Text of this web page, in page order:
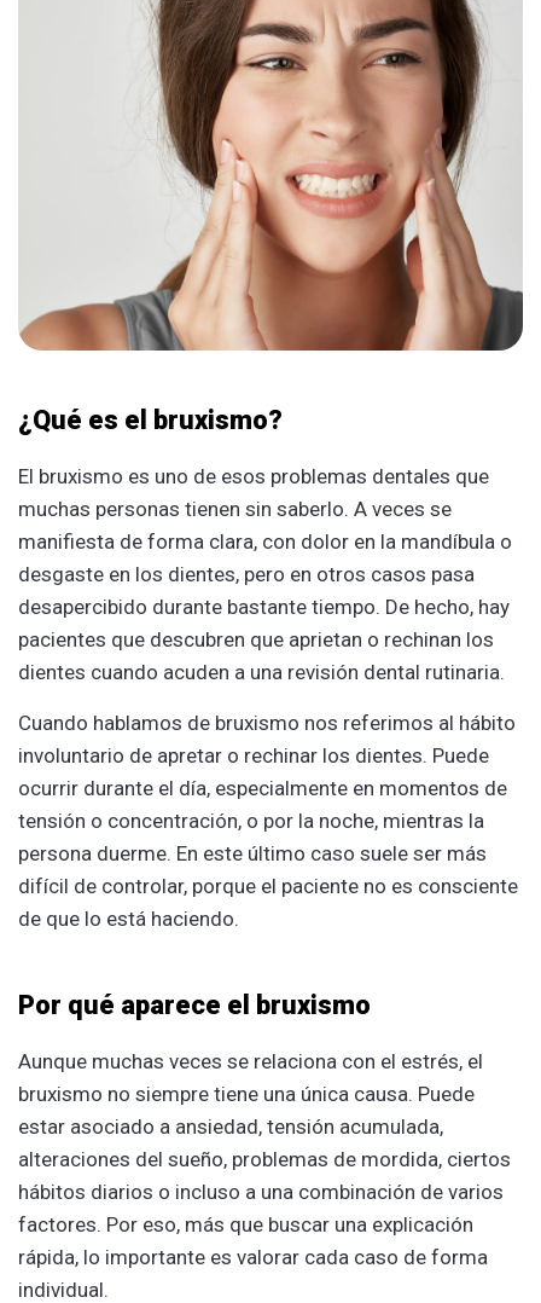
¿Qué es el bruxismo?
El bruxismo es uno de esos problemas dentales que
muchas personas tienen sin saberlo. A veces se
manifiesta de forma clara, con dolor en la mandíbula o
desgaste en los dientes, pero en otros casos pasa
desapercibido durante bastante tiempo. De hecho, hay
pacientes que descubren que aprietan o rechinan los
dientes cuando acuden a una revisión dental rutinaria.
Cuando hablamos de bruxismo nos referimos al hábito
involuntario de apretar o rechinar los dientes. Puede
ocurrir durante el día, especialmente en momentos de
tensión o concentración, o por la noche, mientras la
persona duerme. En este último caso suele ser más
difícil de controlar, porque el paciente no es consciente
de que lo está haciendo.
Por qué aparece el bruxismo
Aunque muchas veces se relaciona con el estrés, el
bruxismo no siempre tiene una única causa. Puede
estar asociado a ansiedad, tensión acumulada,
alteraciones del sueño, problemas de mordida, ciertos
hábitos diarios o incluso a una combinación de varios
factores. Por eso, más que buscar una explicación
rápida, lo importante es valorar cada caso de forma
individual.